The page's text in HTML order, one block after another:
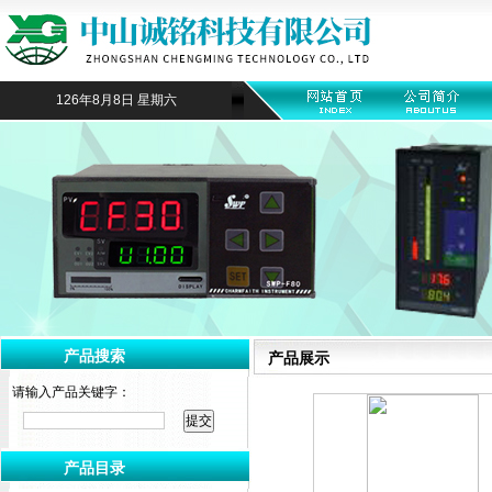
126年8月8日 星期六
产品搜索
请输入产品关键字：
产品目录
产品展示